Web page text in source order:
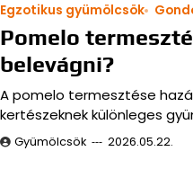
Egzotikus gyümölcsök
Pomelo
belevágni?
A pomelo termesztése
kertészeknek különleges
Gyümölcsök 2026.05.22.